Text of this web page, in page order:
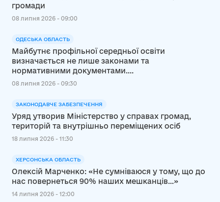
громади
08 липня 2026 - 09:00
ОДЕСЬКА ОБЛАСТЬ
Майбутнє профільної середньої освіти
визначається не лише законами та
нормативними документами....
08 липня 2026 - 09:30
ЗАКОНОДАВЧЕ ЗАБЕЗПЕЧЕННЯ
Уряд утворив Міністерство у справах громад,
територій та внутрішньо переміщених осіб
18 липня 2026 - 11:30
ХЕРСОНСЬКА ОБЛАСТЬ
Олексій Марченко: «Не сумніваюся у тому, що до
нас повернеться 90% наших мешканців…»
14 липня 2026 - 12:00